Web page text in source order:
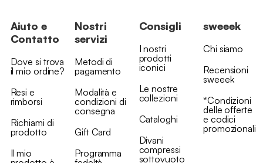
Aiuto e
Contatto
Dove si trova
il mio ordine?
Resi e
rimborsi
Richiami di
prodotto
Il mio
Nostri
servizi
Metodi di
pagamento
Modalità e
condizioni di
consegna
Gift Card
Programma
Consigli
I nostri
prodotti
iconici
Le nostre
collezioni
Cataloghi
Divani
compressi
sottovuoto
sweeek
Chi siamo
Recensioni
sweeek
*Condizioni
delle offerte
e codici
promozionali